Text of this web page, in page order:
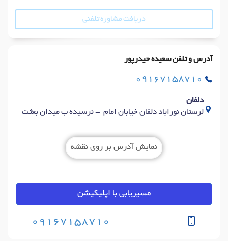
دریافت مشاوره تلفنی
آدرس و تلفن سعیده حیدرپور
09167158710
دلفان
لرستان نوراباد دلفان خیابان امام - نرسیده ب میدان بعثت
نمایش آدرس بر روی نقشه
مسیریابی با اپلیکیشن
09167158710